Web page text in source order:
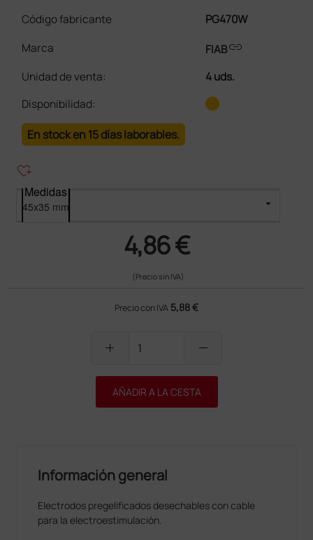
Código fabricante
PG470W
Marca
FIABlink
Unidad de venta:
4 uds.
Disponibilidad:
En stock en 15 días laborables.
heart_plus
Medidas
4,86 €
(Precio sin IVA)
Precio con IVA 5,88 €
add remove
AÑADIR A LA CESTA
Información general
Electrodos pregelificados desechables con cable
para la electroestimulación.